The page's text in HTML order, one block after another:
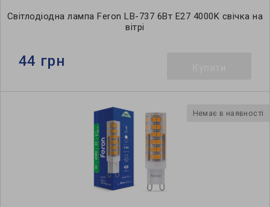
Світлодіодна лампа Feron LB-737 6Вт E27 4000K свічка на
вітрі
44 грн
Немає в наявності